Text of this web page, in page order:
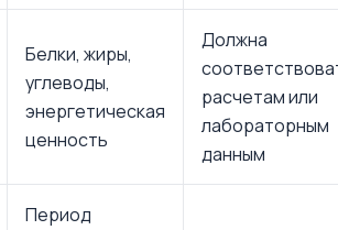
Белки, жиры,
углеводы,
энергетическая
ценность
Должна
расчетам или
лабораторным
данным
Период